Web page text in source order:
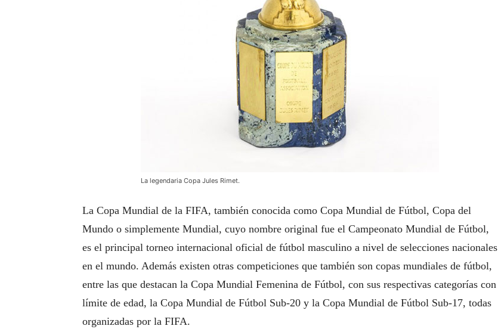
La legendaria Copa Jules Rimet.
La Copa Mundial de la FIFA, también conocida como Copa Mundial de Fútbol, Copa del
Mundo o simplemente Mundial, cuyo nombre original fue el Campeonato Mundial de Fútbol,
es el principal torneo internacional oficial de fútbol masculino a nivel de selecciones nacionales
en el mundo. Además existen otras competiciones que también son copas mundiales de fútbol,
entre las que destacan la Copa Mundial Femenina de Fútbol, con sus respectivas categorías con
límite de edad, la Copa Mundial de Fútbol Sub-20 y la Copa Mundial de Fútbol Sub-17, todas
organizadas por la FIFA.